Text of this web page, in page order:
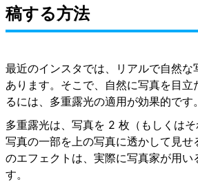
稿する方法
最近のインスタでは、リアルで自然な
あります。そこで、自然に写真を目
るには、 多重露光の適用が効果的です。
多重露光は、写真を 2 枚（もしくは
写真の一部を上の写真に透かして見せ
のエフェクトは、実際に写真家が用い
す。